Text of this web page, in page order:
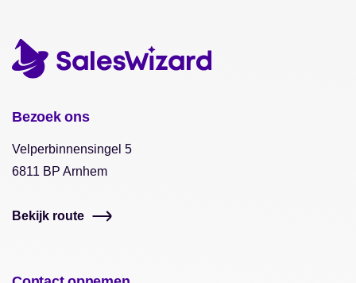
Bezoek ons
Velperbinnensingel 5
6811 BP Arnhem
Bekijk route